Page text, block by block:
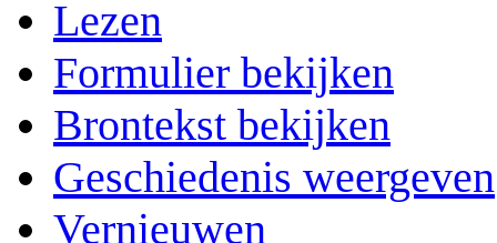
Lezen
Formulier bekijken
Brontekst bekijken
Geschiedenis weergeven
Vernieuwen